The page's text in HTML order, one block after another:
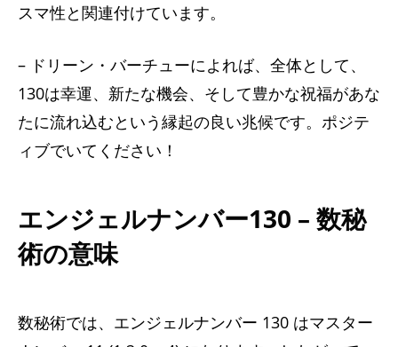
スマ性と関連付けています。
– ドリーン・バーチューによれば、全体として、
130は幸運、新たな機会、そして豊かな祝福があな
たに流れ込むという縁起の良い兆候です。ポジテ
ィブでいてください！
エンジェルナンバー130 – 数秘
術の意味
数秘術では、エンジェルナンバー 130 はマスター